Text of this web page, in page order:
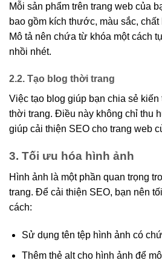
Mỗi sản phẩm trên trang web của
bao gồm kích thước, màu sắc,
Mô tả nên chứa từ khóa một cách
nhồi nhét.
2.2. Tạo blog thời trang
Việc tạo blog giúp bạn chia sẻ
thời trang. Điều này không chỉ thu
giúp cải thiện SEO cho trang web
3. Tối ưu hóa hình ảnh
Hình ảnh là một phần quan trọng
trang. Để cải thiện SEO, bạn nên
cách:
Sử dụng tên tệp hình ảnh có
Thêm thẻ alt cho hình ảnh để